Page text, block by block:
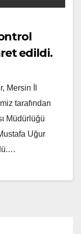
edildi.
Mersin İl
tarafından
Müdürlüğü
Uğur